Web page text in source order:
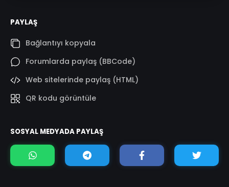
PAYLAŞ
Bağlantıyı kopyala
Forumlarda paylaş (BBCode)
Web sitelerinde paylaş (HTML)
QR kodu görüntüle
SOSYAL MEDYADA PAYLAŞ